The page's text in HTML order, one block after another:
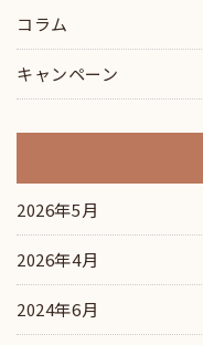
コラム
キャンペーン
2026年5月
2026年4月
2024年6月